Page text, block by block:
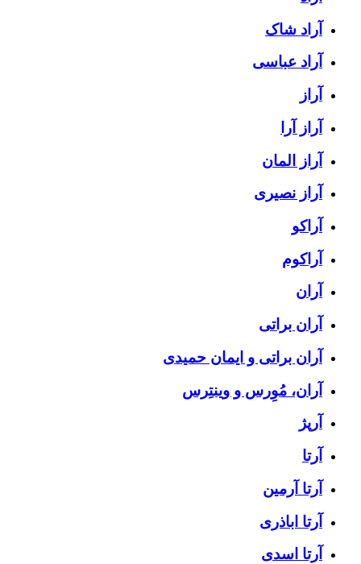
آراد شاک
آراد عباسی
آراز
آراز آرا
آراز المان
آراز نصیری
آراکو
آراکوم
آران
آران براتی
آران براتی و ایمان حمیدی
آران، مُوِرس و وینتِرس
آرپژ
آرتا
آرتا آرمین
آرتا اباذری
آرتا اسدی